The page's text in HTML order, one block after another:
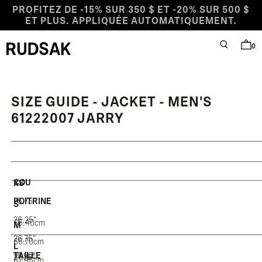
Aller au contenu
PROFITEZ DE -15% SUR 350 $ ET -20% SUR 500 $
ET PLUS. APPLIQUÉE AUTOMATIQUEMENT.
RECHERCHE
0
SIZE GUIDE - JACKET - MEN'S
61222007 JARRY
XS
S
M
L
COU
25.75"
65.40cm
26.25"
66.70cm
26.75"
27.25"
POITRINE
19.25"
TAILLE